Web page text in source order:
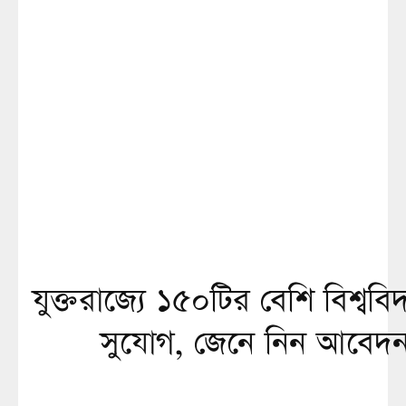
যুক্তরাজ্যে ১৫০টির বেশি
সুযোগ, জেনে নিন আবেদন